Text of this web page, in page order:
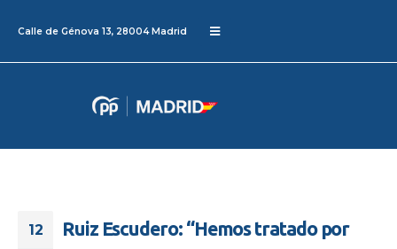
Calle de Génova 13, 28004 Madrid
12
Ruiz Escudero: “Hemos tratado por